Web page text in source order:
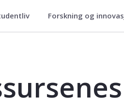
Forskning og
og